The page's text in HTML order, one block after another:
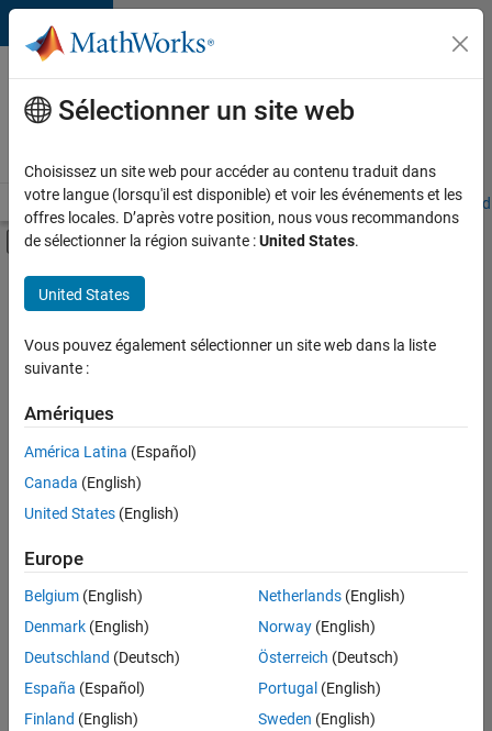
Passer au contenu
Votre
carrière
chez
Accueil Explorer nos opportunités Adresses de nos bureaux
Activer/désactiver l'affichage du menu
Contenu principal
FILTRER PAR
Programme destiné aux nouvelles carrières (EDG)
Applications et outils commerciaux
Globalisation
Actuellement,
aucune
offre
d'emploi
correspondant
à vos
critères
de
recherche.
Vous
pouvez
Sélectionner un site web
Choisissez un site web pour accéder au contenu traduit dans
votre langue (lorsqu'il est disponible) et voir les événements et les
offres locales. D’après votre position, nous vous recommandons
de sélectionner la région suivante :United States.
United States
Vous pouvez également sélectionner un site web dans la liste
suivante :
Amériques
América Latina (Español)
Canada (English)
United States (English)
Europe
Belgium (English)
Denmark (English)
Deutschland (Deutsch)
España (Español)
Finland (English)
Netherlands(English)
Norway(English)
Österreich (Deutsch)
Portugal (English)
Sweden (English)